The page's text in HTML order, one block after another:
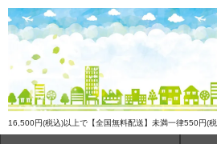
16,500円(税込)以上で【全国無料配送】未満一律550円(